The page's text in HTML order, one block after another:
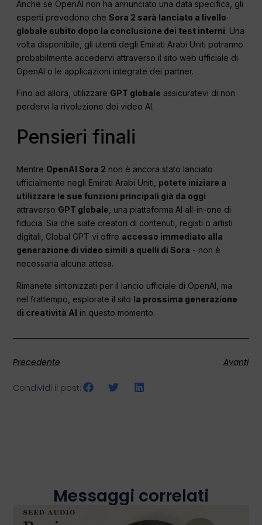
Anche se OpenAI non ha annunciato una data specifica, gli
esperti prevedono cheSora 2 sarà lanciato a livello
globale subito dopo la conclusione dei test interni. Una
volta disponibile, gli utenti degli Emirati Arabi Uniti potranno
probabilmente accedervi attraverso il sito web ufficiale di
OpenAI o le applicazioni integrate dei partner.
Fino ad allora, utilizzare GPT globale assicuratevi di non
perdervi la rivoluzione dei video AI.
Pensieri finali
Mentre OpenAI Sora 2 non è ancora stato lanciato
ufficialmente negli Emirati Arabi Uniti, potete iniziare a
utilizzare le sue funzioni principali già da oggi
attraverso GPT globale , una piattaforma AI all-in-one di
fiducia. Sia che siate creatori di contenuti, registi o artisti
digitali, Global GPT vi offre accesso immediato alla
generazione di video simili a quelli di Sora - non è
necessaria alcuna attesa.
Rimanete sintonizzati per il lancio ufficiale di OpenAI, ma
nel frattempo, esplorate il sito la prossima generazione
di creatività AI in questo momento.
Precedente Avanti
Condividi il post:
Messaggi correlati